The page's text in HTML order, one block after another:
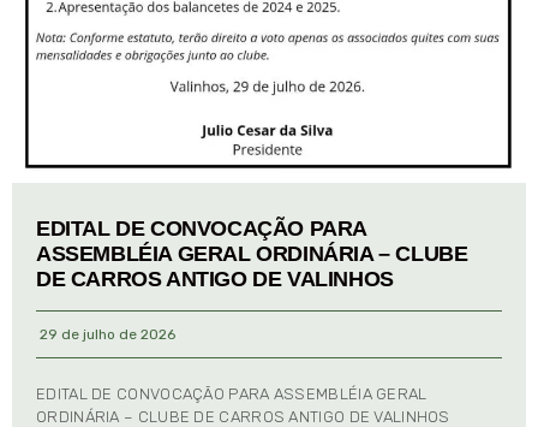
EDITAL DE CONVOCAÇÃO PARA
ASSEMBLÉIA GERAL ORDINÁRIA – CLUBE
DE CARROS ANTIGO DE VALINHOS
29 de julho de 2026
EDITAL DE CONVOCAÇÃO PARA ASSEMBLÉIA GERAL
ORDINÁRIA – CLUBE DE CARROS ANTIGO DE VALINHOS